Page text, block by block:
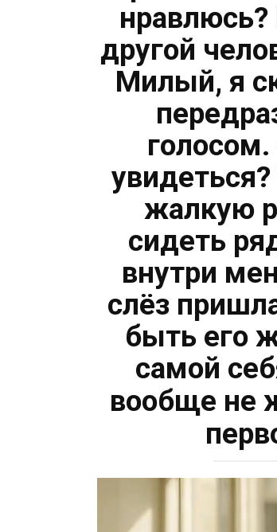
другой
Милый, я
жалкую
сидеть
внутри
слёз
быть его
самой
вообще не